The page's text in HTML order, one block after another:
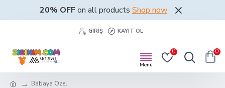
20% OFFon all products Shop now
GIRIŞ KAYIT OL
0 0
Babaya Özel